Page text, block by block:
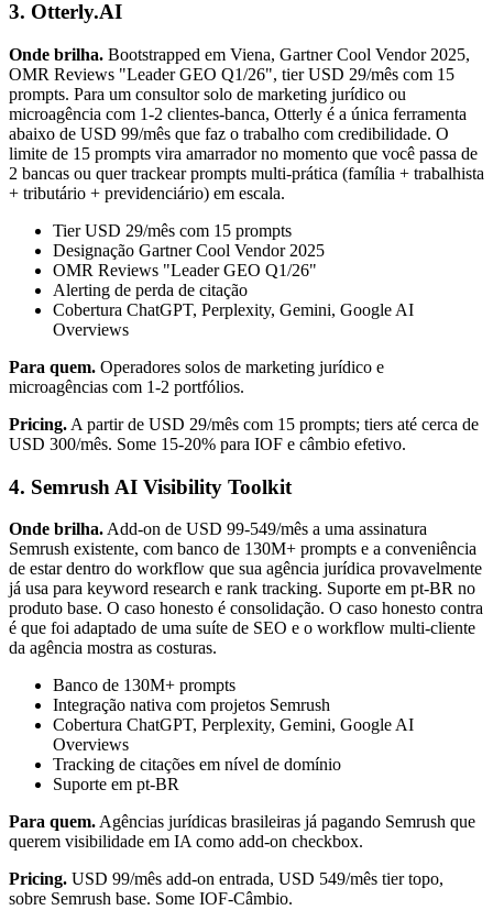
3. Otterly.AI
Onde brilha. Bootstrapped em Viena, Gartner Cool Vendor 2025,
OMR Reviews "Leader GEO Q1/26", tier USD 29/mês com 15
prompts. Para um consultor solo de marketing jurídico ou
microagência com 1-2 clientes-banca, Otterly é a única ferramenta
abaixo de USD 99/mês que faz o trabalho com credibilidade. O
limite de 15 prompts vira amarrador no momento que você passa de
2 bancas ou quer trackear prompts multi-prática (família + trabalhista
+ tributário + previdenciário) em escala.
Tier USD 29/mês com 15 prompts
Designação Gartner Cool Vendor 2025
OMR Reviews "Leader GEO Q1/26"
Alerting de perda de citação
Cobertura ChatGPT, Perplexity, Gemini, Google AI
Overviews
Para quem. Operadores solos de marketing jurídico e
microagências com 1-2 portfólios.
Pricing. A partir de USD 29/mês com 15 prompts; tiers até cerca de
USD 300/mês. Some 15-20% para IOF e câmbio efetivo.
4. Semrush AI Visibility Toolkit
Onde brilha. Add-on de USD 99-549/mês a uma assinatura
Semrush existente, com banco de 130M+ prompts e a conveniência
de estar dentro do workflow que sua agência jurídica provavelmente
já usa para keyword research e rank tracking. Suporte em pt-BR no
produto base. O caso honesto é consolidação. O caso honesto contra
é que foi adaptado de uma suíte de SEO e o workflow multi-cliente
da agência mostra as costuras.
Banco de 130M+ prompts
Integração nativa com projetos Semrush
Cobertura ChatGPT, Perplexity, Gemini, Google AI
Overviews
Tracking de citações em nível de domínio
Suporte em pt-BR
Para quem. Agências jurídicas brasileiras já pagando Semrush que
querem visibilidade em IA como add-on checkbox.
Pricing. USD 99/mês add-on entrada, USD 549/mês tier topo,
sobre Semrush base. Some IOF-Câmbio.